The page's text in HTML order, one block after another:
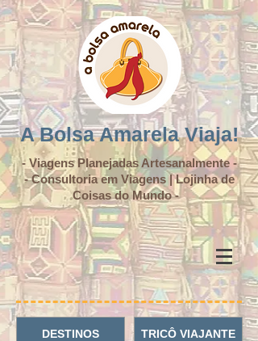
A Bolsa Amarela Viaja!
- Viagens Planejadas Artesanalmente -
- Consultoria em Viagens | Lojinha de
Coisas do Mundo -
DESTINOS TRICÔ VIAJANTE